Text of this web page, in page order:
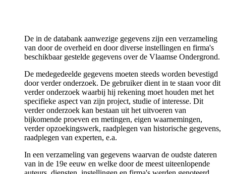
De in de databank aanwezige gegevens zijn een verzameling
van door de overheid en door diverse instellingen en firma's
beschikbaar gestelde gegevens over de Vlaamse Ondergrond.
De medegedeelde gegevens moeten steeds worden bevestigd
door verder onderzoek. De gebruiker dient in te staan voor dit
verder onderzoek waarbij hij rekening moet houden met het
specifieke aspect van zijn project, studie of interesse. Dit
verder onderzoek kan bestaan uit het uitvoeren van
bijkomende proeven en metingen, eigen waarnemingen,
verder opzoekingswerk, raadplegen van historische gegevens,
raadplegen van experten, e.a.
In een verzameling van gegevens waarvan de oudste dateren
van in de 19e eeuw en welke door de meest uiteenlopende